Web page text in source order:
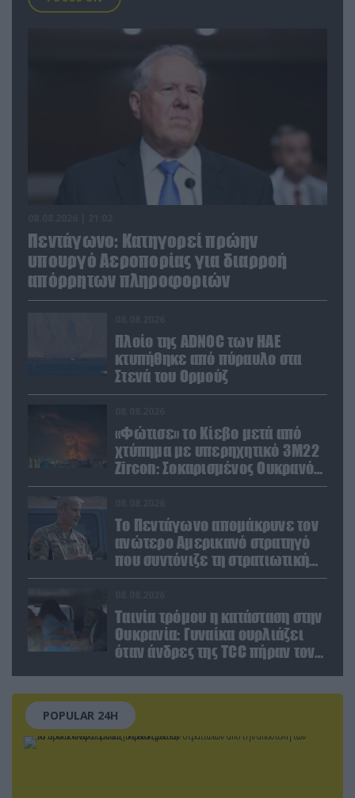
Πεντάγωνο: Κατηγορεί πρώην
υπουργό Αεροπορίας για διαρροή
απόρρητων πληροφοριών
Πλοίο της ADNOC των ΗΑΕ
κτυπήθηκε από πύραυλο στα
Στενά του Ορμούζ
«Φώτισε» το Κίεβο μετά από
χτύπημα με υπερηχητικό 3M22
Zircon: Σοκαρισμένος Ουκρανός
κατέγραψε τη στιγμή (βίντεο)
Το Πεντάγωνο απομάκρυνε τον
ανώτερο Αμερικανό στρατηγό
που συντόνιζε τη στρατιωτική
βοήθεια προς την Ουκρανία
Ταινία τρόμου η κατάσταση στην
Ουκρανία: Γυναίκα ουρλιάζει
όταν άνδρες της TCC πήραν τον
POPULAR 24H